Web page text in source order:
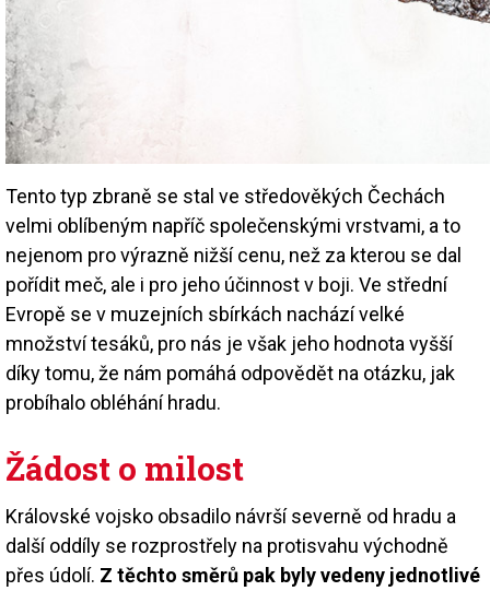
Tento typ zbraně se stal ve středověkých Čechách
velmi oblíbeným napříč společenskými vrstvami, a to
nejenom pro výrazně nižší cenu, než za kterou se dal
pořídit meč, ale i pro jeho účinnost v boji. Ve střední
Evropě se v muzejních sbírkách nachází velké
množství tesáků, pro nás je však jeho hodnota vyšší
díky tomu, že nám pomáhá odpovědět na otázku, jak
probíhalo obléhání hradu.
Žádost o milost
Královské vojsko obsadilo návrší severně od hradu a
další oddíly se rozprostřely na protisvahu východně
přes údolí. Z těchto směrů pak byly vedeny jednotlivé